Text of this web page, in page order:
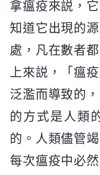
拿瘟疫來説，
知道它出現的
處，凡在數者
上來説，「瘟
泛濫而導致的
的方式是人類
的。人類儘管
每次瘟疫中必